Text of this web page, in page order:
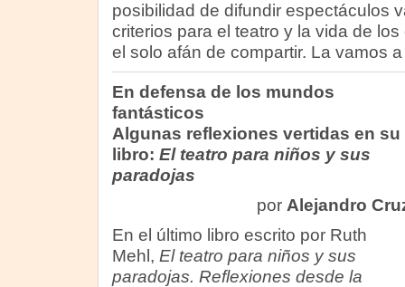
posibilidad de difundir espectáculos
criterios para el teatro y la vida de
el solo afán de compartir. La vamos
En defensa de los mundos
fantásticos
Algunas reflexiones vertidas en su
libro: El teatro para niños y sus
paradojas
por Alejandro
En el último libro escrito por Ruth
Mehl, El teatro para niños y sus
paradojas. Reflexiones desde la